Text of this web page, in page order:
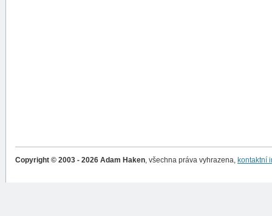
Copyright © 2003 - 2026 Adam Haken, všechna práva vyhrazena, kontaktní